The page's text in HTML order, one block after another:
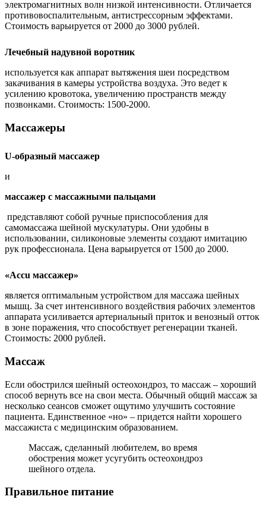
электромагнитных волн низкой интенсивности. Отличается
противовоспалительным, антистрессорным эффектами.
Стоимость варьируется от 2000 до 3000 рублей.
Лечебный надувной воротник
используется как аппарат вытяжения шеи посредством
закачивания в камеры устройства воздуха. Это ведет к
усилению кровотока, увеличению пространств между
позвонками. Стоимость: 1500-2000.
Массажеры
U-образный массажер
и
массажер с массажными пальцами
представляют собой ручные приспособления для
самомассажа шейной мускулатуры. Они удобны в
использовании, силиконовые элементы создают имитацию
рук профессионала. Цена варьируется от 1500 до 2000.
«Accu массажер»
является оптимальным устройством для массажа шейных
мышц. За счет интенсивного воздействия рабочих элементов
аппарата усиливается артериальный приток и венозный отток
в зоне поражения, что способствует регенерации тканей.
Стоимость: 2000 рублей.
Массаж
Если обострился шейный остеохондроз, то массаж – хороший
способ вернуть все на свои места. Обычный общий массаж за
несколько сеансов сможет ощутимо улучшить состояние
пациента. Единственное «но» – придется найти хорошего
массажиста с медицинским образованием.
Массаж, сделанный любителем, во время
обострения может усугубить остеохондроз
шейного отдела.
Правильное питание